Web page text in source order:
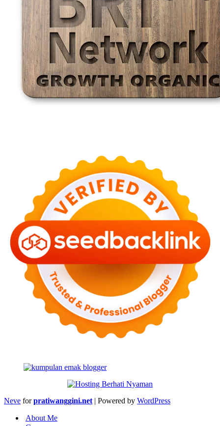
Neve forpratiwanggini.net | Powered by WordPress
About Me